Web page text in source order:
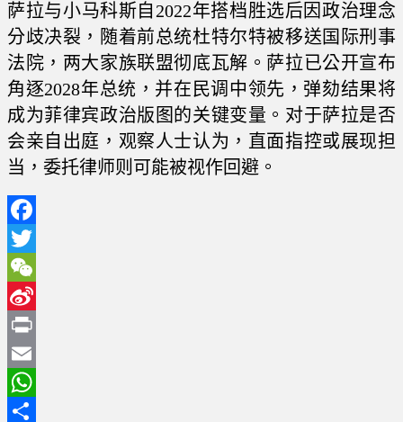
萨拉与小马科斯自2022年搭档胜选后因政治理念
分歧决裂，随着前总统杜特尔特被移送国际刑事
法院，两大家族联盟彻底瓦解。萨拉已公开宣布
角逐2028年总统，并在民调中领先，弹劾结果将
成为菲律宾政治版图的关键变量。对于萨拉是否
会亲自出庭，观察人士认为，直面指控或展现担
当，委托律师则可能被视作回避。
Facebook
Twitter
WeChat
Sina
Weibo
Print
Email
WhatsApp